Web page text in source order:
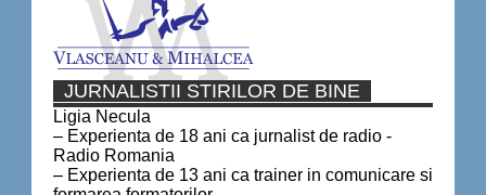
JURNALISTII STIRILOR DE BINE
Ligia Necula
– Experienta de 18 ani ca jurnalist de radio -
Radio Romania
– Experienta de 13 ani ca trainer in comunicare si